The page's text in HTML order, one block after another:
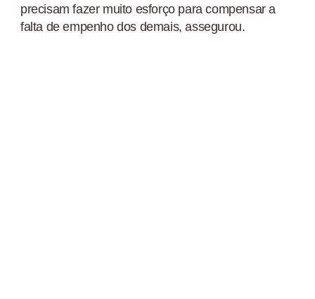
precisam fazer muito esforço para compensar a
falta de empenho dos demais, assegurou.